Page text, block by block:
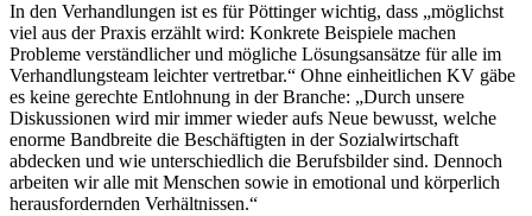
In den Verhandlungen ist es für Pöttinger wichtig, dass „möglichst
viel aus der Praxis erzählt wird: Konkrete Beispiele machen
Probleme verständlicher und mögliche Lösungsansätze für alle im
Verhandlungsteam leichter vertretbar.“ Ohne einheitlichen KV gäbe
es keine gerechte Entlohnung in der Branche: „Durch unsere
Diskussionen wird mir immer wieder aufs Neue bewusst, welche
enorme Bandbreite die Beschäftigten in der Sozialwirtschaft
abdecken und wie unterschiedlich die Berufsbilder sind. Dennoch
arbeiten wir alle mit Menschen sowie in emotional und körperlich
herausfordernden Verhältnissen.“